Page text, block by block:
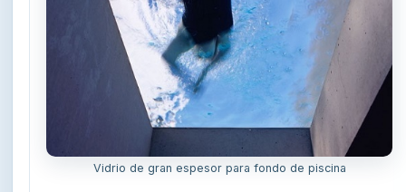
Vidrio de gran espesor para fondo de piscina